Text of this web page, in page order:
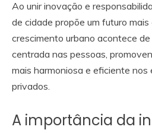
Ao unir inovação e
de cidade propõe um futuro mais
crescimento urbano acontece
centrada nas pessoas,
mais harmoniosa e eficiente nos
privados.
A importância da